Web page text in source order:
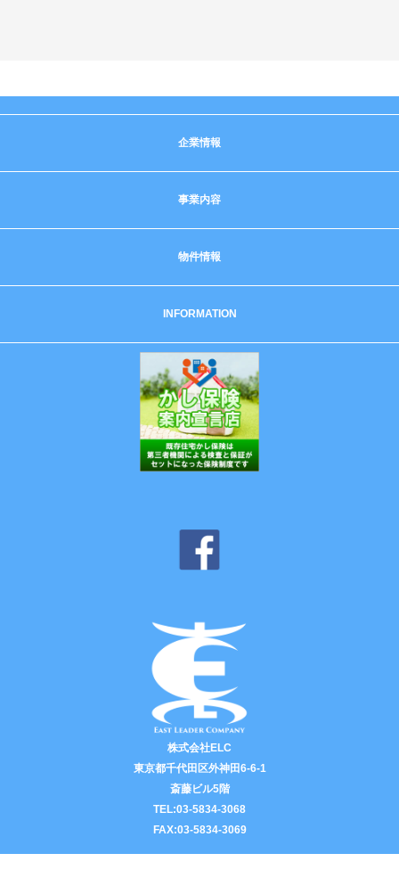
株式会社ELC
東京都千代田区外神田6-6-1
斎藤ビル5階
TEL:03-5834-3068
FAX:03-5834-3069
企業情報
事業内容
物件情報
INFORMATION